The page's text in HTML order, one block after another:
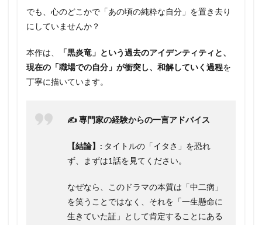
でも、心のどこかで「あの頃の純粋な自分」を置き去り
にしていませんか？
本作は、
「黒炎竜」という過去のアイデンティティと、
現在の「職場での自分」が衝突し、和解していく過程を
丁寧に描いています。
✍️ 専門家の経験からの一言アドバイス
【結論】: タイトルの「イタさ」を恐れ
ず、まずは1話を見てください。
なぜなら、このドラマの本質は「中二病」
を笑うことではなく、それを「一生懸命に
生きていた証」として肯定することにある